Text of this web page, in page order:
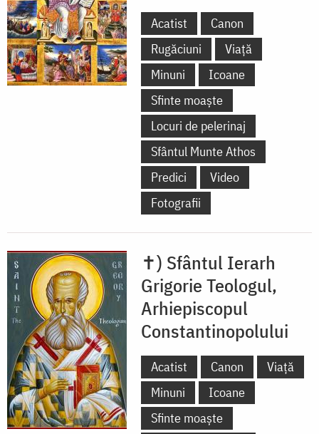
Acatist
Canon
Rugăciuni
Viață
Minuni
Icoane
Sfinte moaște
Locuri de pelerinaj
Sfântul Munte Athos
Predici
Video
Fotografii
✝) Sfântul Ierarh
Grigorie Teologul,
Arhiepiscopul
Constantinopolului
Acatist Canon
Viață
Minuni
Icoane
Sfinte moaște